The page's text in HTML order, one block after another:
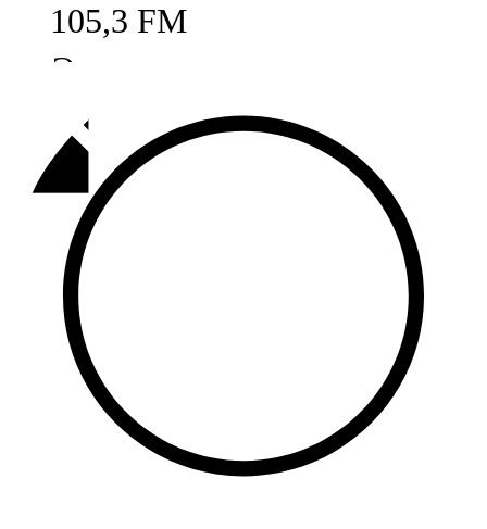
105,3 FM
Әлмәт
92,9 FM
Базарлы матак
107,1 FM
Балык бистәсе
104,9 FM
Баулы
107,5 FM
Биләр